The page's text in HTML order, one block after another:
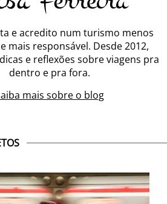
e acredito num turismo menos
mais responsável. Desde 2012,
e reflexões sobre viagens pra
dentro e pra fora.
mais sobre o blog